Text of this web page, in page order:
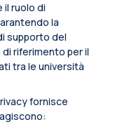
il ruolo di
la
supporto del
riferimento per il
tra le università
fornisce